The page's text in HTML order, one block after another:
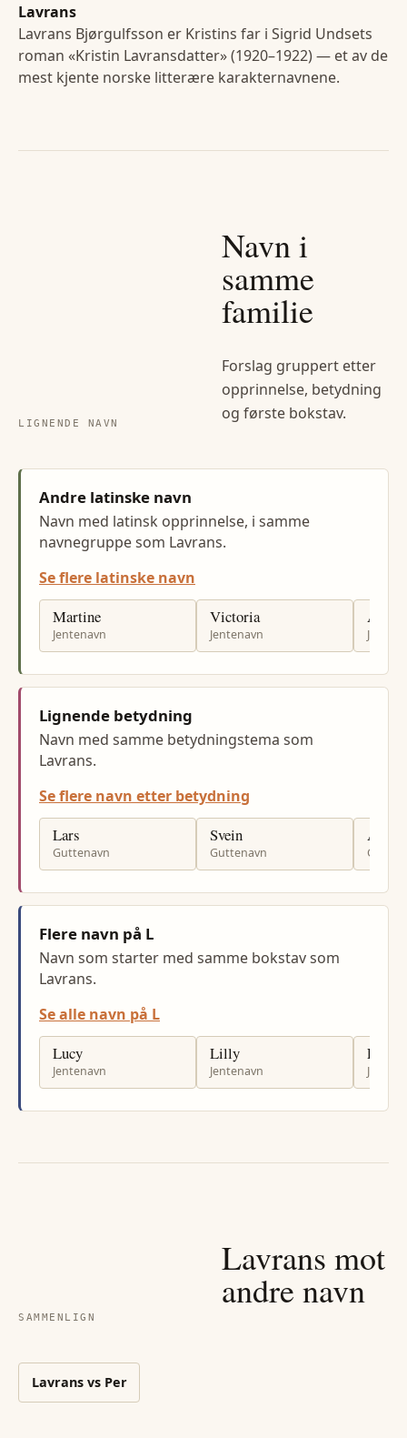
Lavrans
Lavrans Bjørgulfsson er Kristins far i Sigrid Undsets
roman «Kristin Lavransdatter» (1920–1922) — et av de
mest kjente norske litterære karakternavnene.
LIGNENDE NAVN
Navn i
samme
familie
Forslag gruppert etter
opprinnelse, betydning
og første bokstav.
Andre latinske navn
Navn med latinsk opprinnelse, i samme
navnegruppe som Lavrans.
Se flere latinske navn
Martine
Jentenavn
Victoria
Jentenavn
Lignende betydning
Navn med samme betydningstema som
Lavrans.
Se flere navn etter betydning
Lars
Guttenavn
Svein
Guttenavn
Flere navn på L
Navn som starter med samme bokstav som
Lavrans.
Se alle navn på L
Lucy
Jentenavn
Lilly
Jentenavn
SAMMENLIGN
Lavrans mot
andre navn
Lavransvs Per